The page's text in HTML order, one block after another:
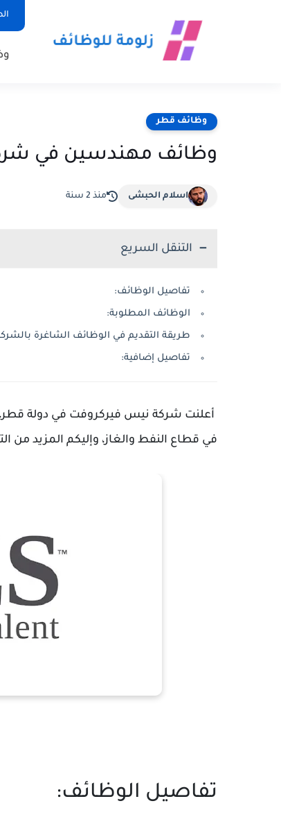
وظائف قطر
وظائف مهندسين في
اسلام الحبشى منذ 2 سنة
التنقل السريع
تفاصيل الوظائف:
الوظائف المطلوبة:
طريقة التقديم في الوظائف الشاغرة
تفاصيل إضافية:
أعلنت شركة نيس فيركروفت في دولة
في قطاع النفط والغاز، وإليكم المزيد من
تفاصيل الوظائف: